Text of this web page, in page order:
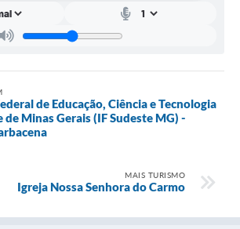
de Educação, Ciência e Tecnologia
de Minas Gerais (IF Sudeste MG) -
MAIS TURISMO
Igreja Nossa Senhora do Carmo